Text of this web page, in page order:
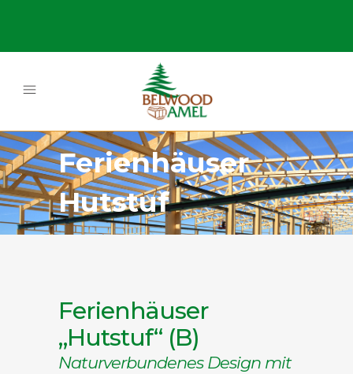
Ferienhäuser
Hutstuf
Ferienhäuser
„Hutstuf“ (B)
Naturverbundenes Design mit